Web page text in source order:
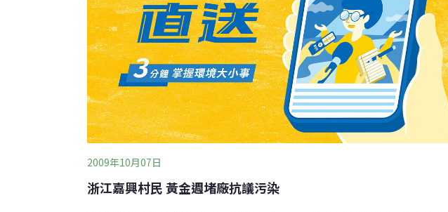
2009年10月07日
浙江嘉興村民 黃金週堵廠抗議污染